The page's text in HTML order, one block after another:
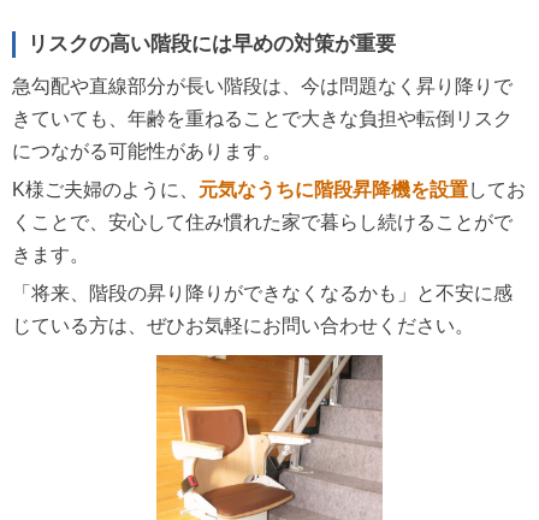
リスクの高い階段には早めの対策が重要
急勾配や直線部分が長い階段は、今は問題なく昇り降りで
きていても、年齢を重ねることで大きな負担や転倒リスク
につながる可能性があります。
K様ご夫婦のように、 元気なうちに階段昇降機を設置してお
くことで、安心して住み慣れた家で暮らし続けることがで
きます。
「将来、階段の昇り降りができなくなるかも」と不安に感
じている方は、ぜひお気軽にお問い合わせください。